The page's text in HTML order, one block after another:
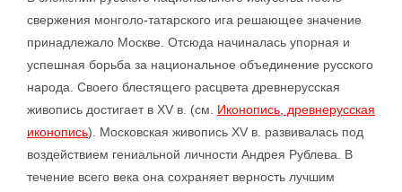
свержения монголо-татарского ига решающее значение
принадлежало Москве. Отсюда начиналась упорная и
успешная борьба за национальное объединение русского
народа. Своего блестящего расцвета древнерусская
живопись достигает в XV в. (см. Иконопись, древнерусская
иконопись). Московская живопись XV в. развивалась под
воздействием гениальной личности Андрея Рублева. В
течение всего века она сохраняет верность лучшим